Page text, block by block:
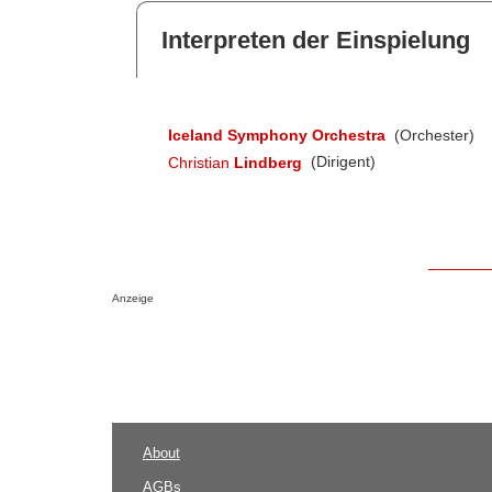
Interpreten der Einspielung
Iceland Symphony Orchestra (Orchester)
Christian Lindberg (Dirigent)
Anzeige
About
AGBs